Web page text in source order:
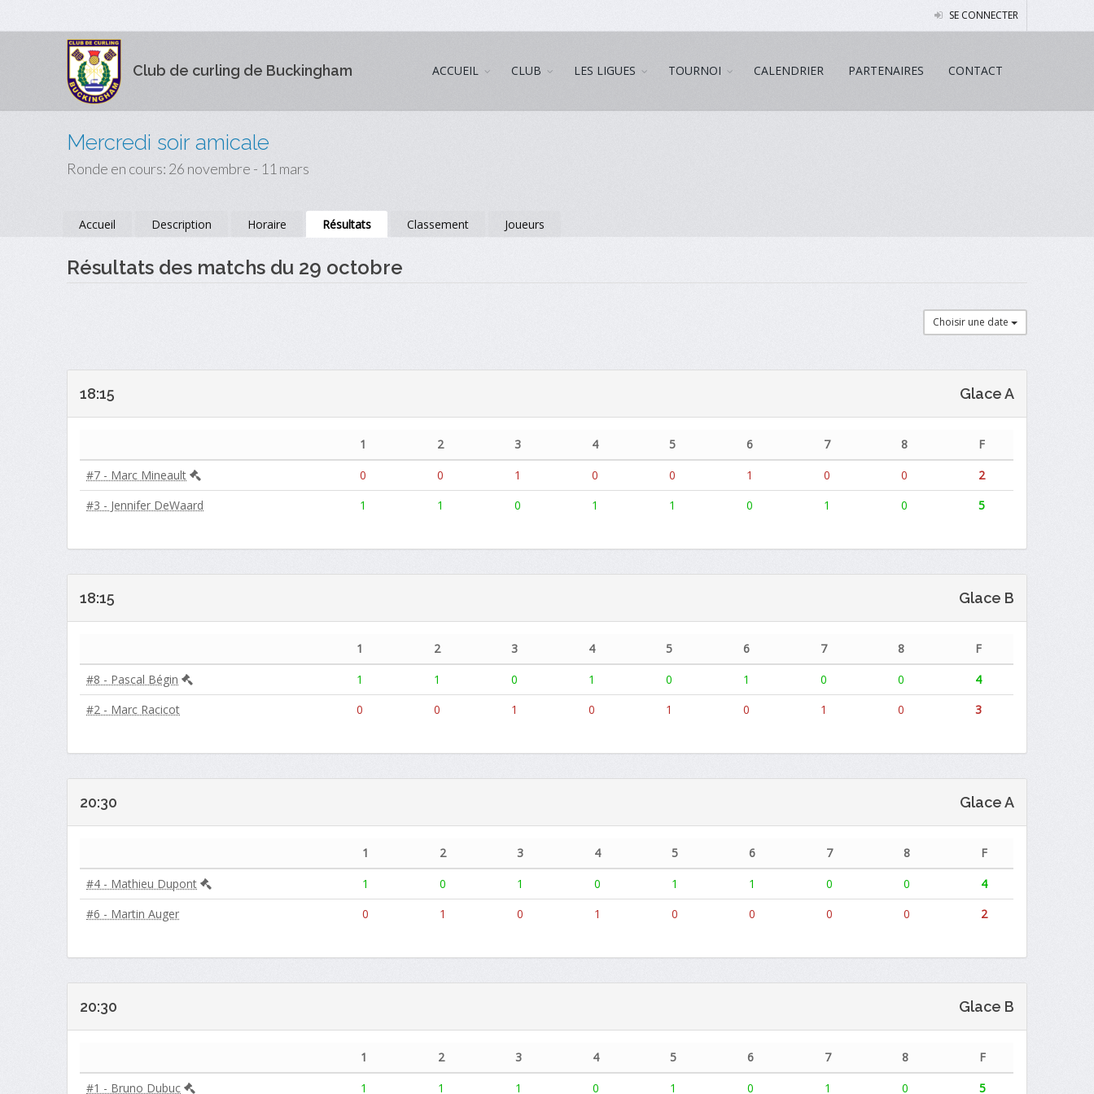
SE CONNECTER
Club de curling de Buckingham ACCUEIL CLUB LES LIGUES TOURNOI CALENDRIER PARTENAIRES CONTACT
Mercredi soir amicale
Ronde en cours: 26 novembre - 11 mars
Accueil Description Horaire Résultats Classement Joueurs
Résultats des matchs du 29 octobre
Choisir une date
18:15 Glace A
1 2 3 4 5 6 7 8
F
#7 - Marc Mineault
0 0 1 0 0 1 0 0
2
#3 - Jennifer DeWaard
1 1 0 1 1 0 1 0 5
18:15 Glace B
1 2 3 4 5 6 7 8
F
#8 - Pascal Bégin
1 1 0 1 0 1 0 0
4
#2 - Marc Racicot
0 0 1 0 1 0 1 0 3
20:30 Glace A
1 2 3 4 5 6 7 8
F
#4 - Mathieu Dupont
1 0 1 0 1 1 0 0
4
#6 - Martin Auger
0 1 0 1 0 0 0 0 2
20:30 Glace B
1 2 3 4 5 6 7 8
F
#1 - Bruno Dubuc
1 1 1 0 1 0 1 0 5